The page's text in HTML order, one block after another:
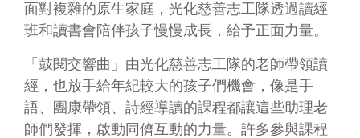
務
網
站
面對複雜的原生家庭，光化慈善志工隊透過讀經
班和讀書會陪伴孩子慢慢成長，給予正面力量。
「鼓閱交響曲」由光化慈善志工隊的老師帶領讀
經，也放手給年紀較大的孩子們機會，像是手
語、團康帶領、詩經導讀的課程都讓這些助理老
師們發揮，啟動同儕互動的力量。許多參與課程